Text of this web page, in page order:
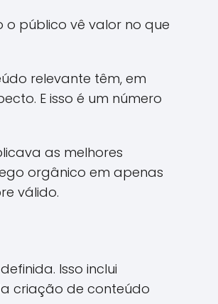
público vê valor no que
relevante têm, em
E isso é um número
as melhores
orgânico em apenas
válido.
Isso inclui
criação de conteúdo